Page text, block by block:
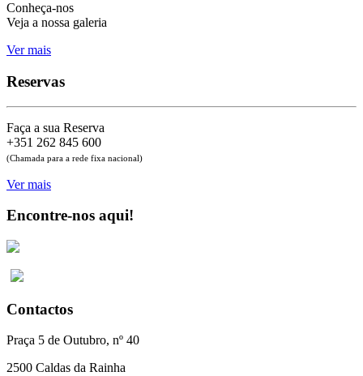
Conheça-nos
Veja a nossa galeria
Ver mais
Reservas
Faça a sua Reserva
+351 262 845 600
(Chamada para a rede fixa nacional)
Ver mais
Encontre-nos aqui!
Contactos
Praça 5 de Outubro, nº 40
2500 Caldas da Rainha